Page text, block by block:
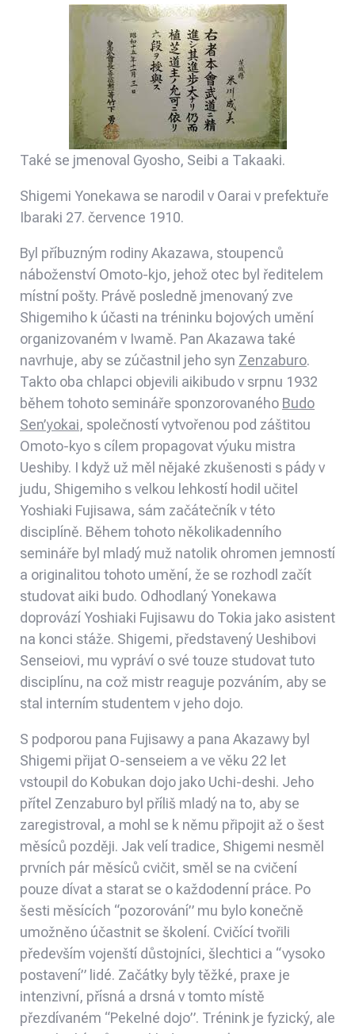
Také se jmenoval Gyosho, Seibi a Takaaki.
Shigemi Yonekawa se narodil v Oarai v prefektuře
Ibaraki 27. července 1910.
Byl příbuzným rodiny Akazawa, stoupenců
náboženství Omoto-kjo, jehož otec byl ředitelem
místní pošty. Právě posledně jmenovaný zve
Shigemiho k účasti na tréninku bojových umění
organizovaném v Iwamě. Pan Akazawa také
navrhuje, aby se zúčastnil jeho syn Zenzaburo.
Takto oba chlapci objevili aikibudo v srpnu 1932
během tohoto semináře sponzorovaného Budo
Sen’yokai, společností vytvořenou pod záštitou
Omoto-kyo s cílem propagovat výuku mistra
Ueshiby. I když už měl nějaké zkušenosti s pády v
judu, Shigemiho s velkou lehkostí hodil učitel
Yoshiaki Fujisawa, sám začátečník v této
disciplíně. Během tohoto několikadenního
semináře byl mladý muž natolik ohromen jemností
a originalitou tohoto umění, že se rozhodl začít
studovat aiki budo. Odhodlaný Yonekawa
doprovází Yoshiaki Fujisawu do Tokia jako asistent
na konci stáže. Shigemi, představený Ueshibovi
Senseiovi, mu vypráví o své touze studovat tuto
disciplínu, na což mistr reaguje pozváním, aby se
stal interním studentem v jeho dojo.
S podporou pana Fujisawy a pana Akazawy byl
Shigemi přijat O-senseiem a ve věku 22 let
vstoupil do Kobukan dojo jako Uchi-deshi. Jeho
přítel Zenzaburo byl příliš mladý na to, aby se
zaregistroval, a mohl se k němu připojit až o šest
měsíců později. Jak velí tradice, Shigemi nesměl
prvních pár měsíců cvičit, směl se na cvičení
pouze dívat a starat se o každodenní práce. Po
šesti měsících “pozorování” mu bylo konečně
umožněno účastnit se školení. Cvičící tvořili
především vojenští důstojníci, šlechtici a “vysoko
postavení” lidé. Začátky byly těžké, praxe je
intenzivní, přísná a drsná v tomto místě
přezdívaném “Pekelné dojo”. Trénink je fyzický, ale